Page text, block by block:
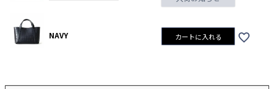
NAVY カートに入れる